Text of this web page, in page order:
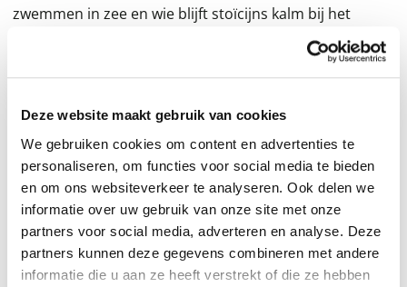
Deze website maakt gebruik van cookies
We gebruiken cookies om content en advertenties te
personaliseren, om functies voor social media te bieden
en om ons websiteverkeer te analyseren. Ook delen we
informatie over uw gebruik van onze site met onze
partners voor social media, adverteren en analyse. Deze
partners kunnen deze gegevens combineren met andere
informatie die u aan ze heeft verstrekt of die ze hebben
zwemmen in zee en wie blijft stoïcijns kalm bij het
horen van het bekende deuntje? Tudu… tudu… tudu…
En toch was de film er bijna nooit geweest. Meer dan 50
graphic novel het waargebeurde en ongelooflijke
verhaal van de productie en de opname van deze film,
die een referentie is in het genre, met een toekomstige
reus van Hollywood op het regisseursstoeltje: Steven
Spielberg.